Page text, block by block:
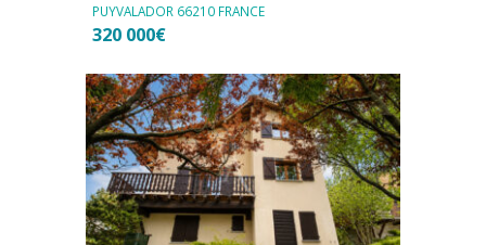
PUYVALADOR 66210 FRANCE
320 000€